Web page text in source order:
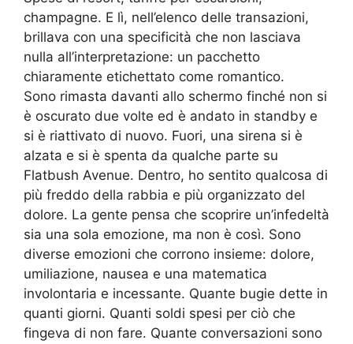
champagne. E lì, nell’elenco delle transazioni,
brillava con una specificità che non lasciava
nulla all’interpretazione: un pacchetto
chiaramente etichettato come romantico.
Sono rimasta davanti allo schermo finché non si
è oscurato due volte ed è andato in standby e
si è riattivato di nuovo. Fuori, una sirena si è
alzata e si è spenta da qualche parte su
Flatbush Avenue. Dentro, ho sentito qualcosa di
più freddo della rabbia e più organizzato del
dolore. La gente pensa che scoprire un’infedeltà
sia una sola emozione, ma non è così. Sono
diverse emozioni che corrono insieme: dolore,
umiliazione, nausea e una matematica
involontaria e incessante. Quante bugie dette in
quanti giorni. Quanti soldi spesi per ciò che
fingeva di non fare. Quante conversazioni sono